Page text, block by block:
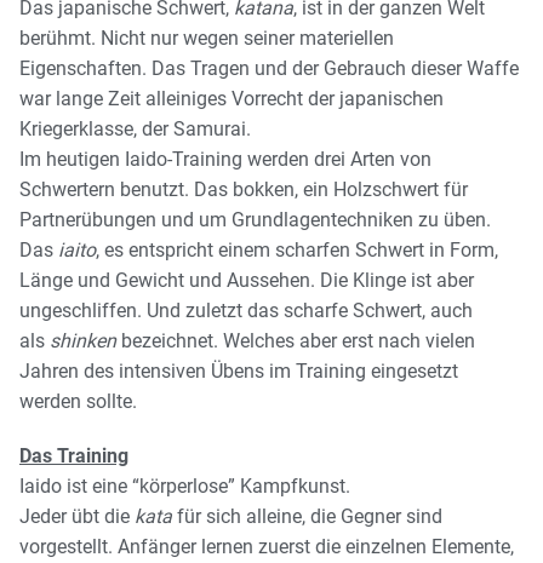
Das japanische Schwert, katana, ist in der ganzen Welt
berühmt. Nicht nur wegen seiner materiellen
Eigenschaften. Das Tragen und der Gebrauch dieser Waffe
war lange Zeit alleiniges Vorrecht der japanischen
Kriegerklasse, der Samurai.
Im heutigen Iaido-Training werden drei Arten von
Schwertern benutzt. Das bokken, ein Holzschwert für
Partnerübungen und um Grundlagentechniken zu üben.
Das iaito, es entspricht einem scharfen Schwert in Form,
Länge und Gewicht und Aussehen. Die Klinge ist aber
ungeschliffen. Und zuletzt das scharfe Schwert, auch
als shinken bezeichnet. Welches aber erst nach vielen
Jahren des intensiven Übens im Training eingesetzt
werden sollte.
Das Training
Iaido ist eine “körperlose” Kampfkunst.
Jeder übt die kata für sich alleine, die Gegner sind
vorgestellt. Anfänger lernen zuerst die einzelnen Elemente,